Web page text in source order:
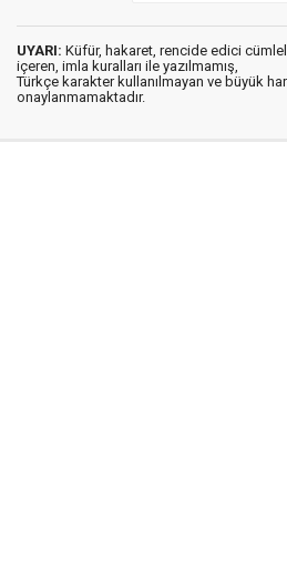
UYARI: Küfür, hakaret, rencide edici
içeren, imla kuralları ile yazılmamış,
Türkçe karakter kullanılmayan ve büyük
onaylanmamaktadır.